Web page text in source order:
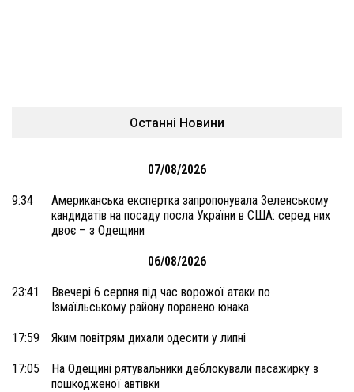
Останні Новини
07/08/2026
9:34
Американська експертка запропонувала Зеленському
кандидатів на посаду посла України в США: серед них
двоє – з Одещини
06/08/2026
23:41
Ввечері 6 серпня під час ворожої атаки по
Ізмаїльському району поранено юнака
17:59 Яким повітрям дихали одесити у липні
17:05
На Одещині рятувальники деблокували пасажирку з
пошкодженої автівки